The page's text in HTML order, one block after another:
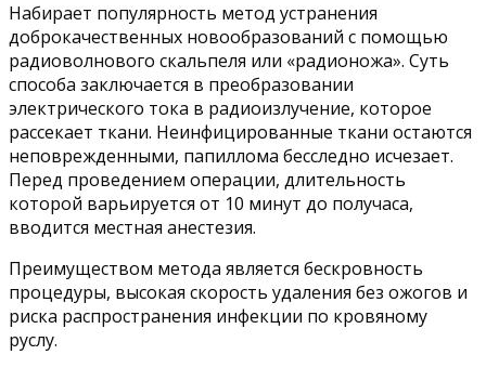
Набирает популярность метод устранения
доброкачественных новообразований с помощью
радиоволнового скальпеля или «радионожа». Суть
способа заключается в преобразовании
электрического тока в радиоизлучение, которое
рассекает ткани. Неинфицированные ткани остаются
неповрежденными, папиллома бесследно исчезает.
Перед проведением операции, длительность
которой варьируется от 10 минут до получаса,
вводится местная анестезия.
Преимуществом метода является бескровность
процедуры, высокая скорость удаления без ожогов и
риска распространения инфекции по кровяному
руслу.